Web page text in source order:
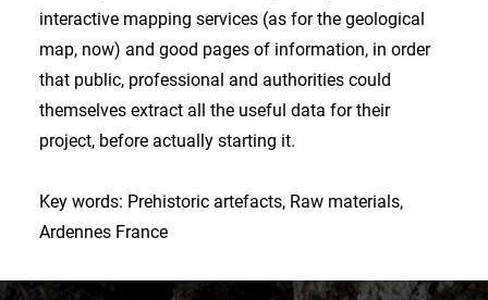
interactive mapping services (as for the geological
map, now) and good pages of information, in order
that public, professional and authorities could
themselves extract all the useful data for their
project, before actually starting it.
Key words: Prehistoric artefacts, Raw materials,
Ardennes France